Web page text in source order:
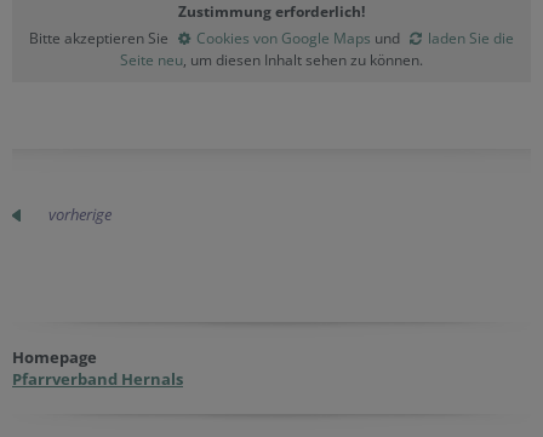
Zustimmung erforderlich!
Bitte akzeptieren Sie
Cookies von Google Maps und
laden Sie die
Seite neu, um diesen Inhalt sehen zu können.
vorherige
Homepage
Pfarrverband Hernals